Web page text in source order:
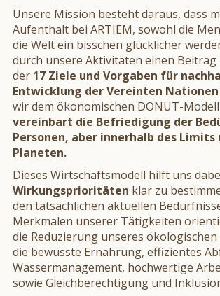
Unsere Mission besteht daraus, dass
Aufenthalt bei ARTIEM, sowohl die
die Welt ein bisschen glücklicher
durch unsere Aktivitäten einen
der 17 Ziele und Vorgaben für
Entwicklung der Vereinten Nationen
wir dem ökonomischen DONUT-
vereinbart die Befriedigung der
Personen, aber innerhalb des Limits
Planeten.
Dieses Wirtschaftsmodell hilft uns
Wirkungsprioritäten klar zu
den tatsächlichen aktuellen
Merkmalen unserer Tätigkeiten
die Reduzierung unseres
die bewusste Ernährung, effizientes
Wassermanagement, hochwertige
sowie Gleichberechtigung und